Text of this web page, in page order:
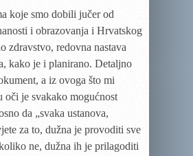
koje smo dobili jučer od
i obrazovanja i Hrvatskog
zdravstvo, redovna nastava
kako je i planirano. Detaljno
a iz ovoga što mi
oči je svakako mogućnost
da „svaka ustanova,
za to, dužna je provoditi sve
ne, dužna ih je prilagoditi